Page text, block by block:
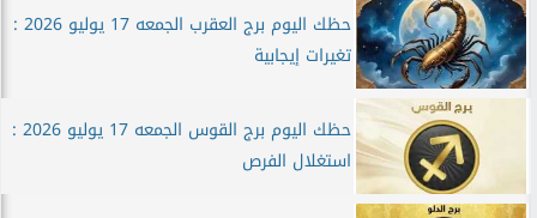
حظك اليوم برج العقرب الجمعه 17 يوليو 2026 :
تغيرات إيجابية
حظك اليوم برج القوس الجمعه 17 يوليو 2026 :
استغلال الفرص